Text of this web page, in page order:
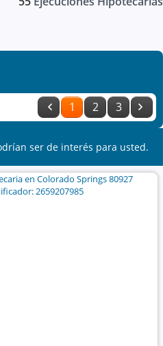
1 2 3
ser de interés para usted.